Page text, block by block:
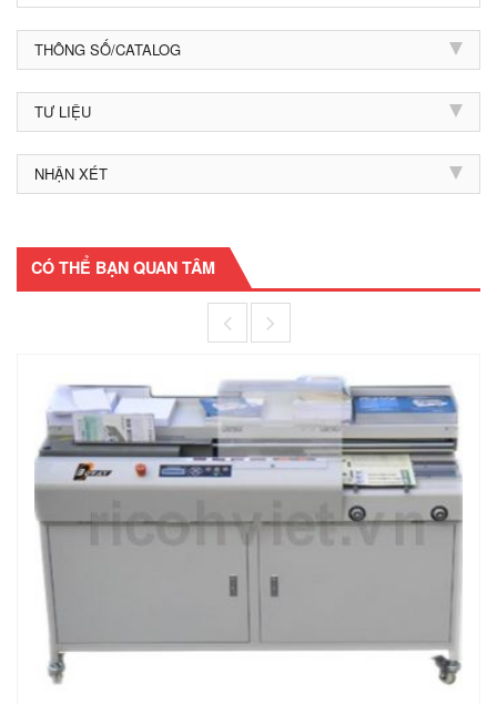
THÔNG SỐ/CATALOG
TƯ LIỆU
NHẬN XÉT
CÓ THỂ BẠN QUAN TÂM